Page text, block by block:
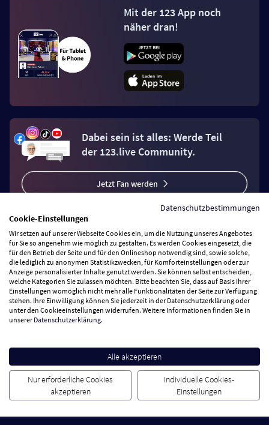
Mit der 123 App noch
näher dran!
Dabei sein ist alles: Werde Teil
der 123.live Community.
Jetzt Fan werden
Vertrag widerrufen
Zahlungsarten
Wir versenden mit
Service Hotline
Besuchen Sie uns
Datenschutzbestimmungen
Cookie-Einstellungen
Wir setzen auf unserer Webseite Cookies ein, um die Nutzung unseres Angebotes
für Sie so angenehm wie möglich zu gestalten. Es werden Cookies eingesetzt, die
für den Betrieb der Seite und für den Onlineshop notwendig sind, sowie solche,
die lediglich zu anonymen Statistikzwecken, für Komforteinstellungen oder zur
Anzeige personalisierter Inhalte genutzt werden. Sie können selbst entscheiden,
welche Kategorien Sie zulassen möchten. Bitte beachten Sie, dass auf Basis Ihrer
Einstellungen womöglich nicht mehr alle Funktionalitäten der Seite zur Verfügung
stehen. Ihre Einwilligung können Sie jederzeit in der Datenschutzerklärung oder
unter den Cookieeinstellungen widerrufen. Weitere Informationen finden Sie in
unsererDatenschutzerklärung.
Alle akzeptieren
Nur erforderliche Cookies
akzeptieren
Individuelle Cookies-
Einstellungen